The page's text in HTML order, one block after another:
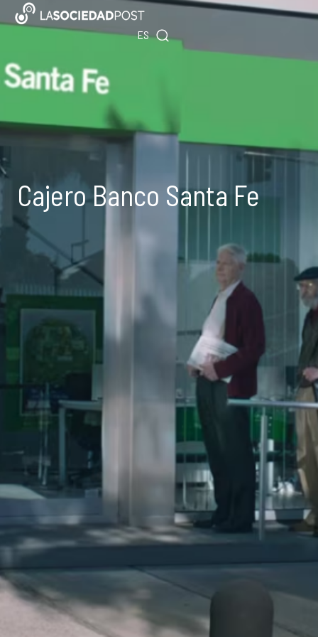
al
ES
EN
PT
Cajero Banco Santa Fe